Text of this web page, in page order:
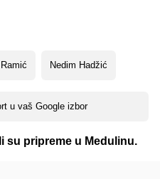
Nedim Hadžić
u vaš Google izbor
su pripreme u Medulinu.